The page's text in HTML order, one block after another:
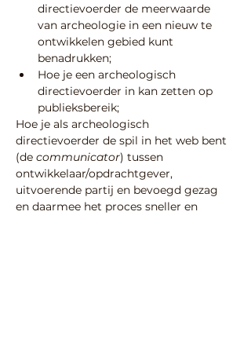
directievoerder de meerwaarde
van archeologie in een nieuw te
ontwikkelen gebied kunt
benadrukken;
Hoe je een archeologisch
directievoerder in kan zetten op
publieksbereik;
Hoe je als archeologisch
directievoerder de spil in het web bent
(de communicator) tussen
ontwikkelaar/opdrachtgever,
uitvoerende partij en bevoegd gezag
en daarmee het proces sneller en